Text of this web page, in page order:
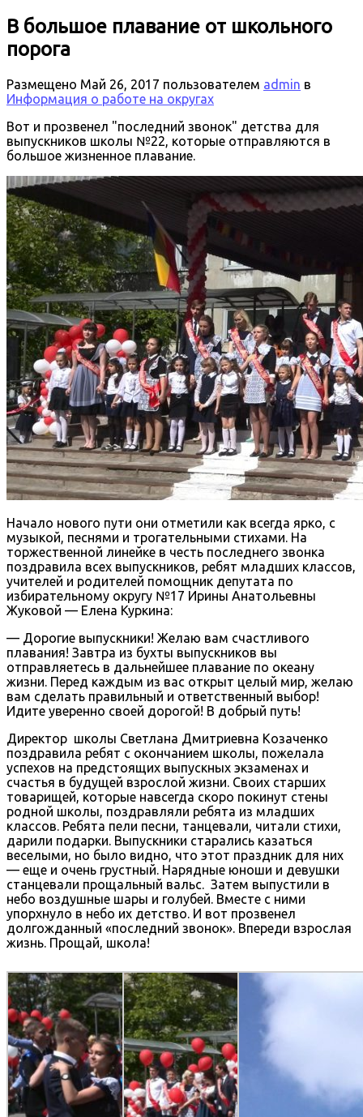
В большое плавание от школьного
порога
Размещено Май 26, 2017 пользователем admin в
Информация о работе на округах
Вот и прозвенел "последний звонок" детства для
выпускников школы №22, которые отправляются в
большое жизненное плавание.
Начало нового пути они отметили как всегда ярко, с
музыкой, песнями и трогательными стихами. На
торжественной линейке в честь последнего звонка
поздравила всех выпускников, ребят младших классов,
учителей и родителей помощник депутата по
избирательному округу №17 Ирины Анатольевны
Жуковой — Елена Куркина:
— Дорогие выпускники! Желаю вам счастливого
плавания! Завтра из бухты выпускников вы
отправляетесь в дальнейшее плавание по океану
жизни. Перед каждым из вас открыт целый мир, желаю
вам сделать правильный и ответственный выбор!
Идите уверенно своей дорогой! В добрый путь!
Директор школы Светлана Дмитриевна Козаченко
поздравила ребят с окончанием школы, пожелала
успехов на предстоящих выпускных экзаменах и
счастья в будущей взрослой жизни. Своих старших
товарищей, которые навсегда скоро покинут стены
родной школы, поздравляли ребята из младших
классов. Ребята пели песни, танцевали, читали стихи,
дарили подарки. Выпускники старались казаться
веселыми, но было видно, что этот праздник для них
— еще и очень грустный. Нарядные юноши и девушки
станцевали прощальный вальс. Затем выпустили в
небо воздушные шары и голубей. Вместе с ними
упорхнуло в небо их детство. И вот прозвенел
долгожданный «последний звонок». Впереди взрослая
жизнь. Прощай, школа!